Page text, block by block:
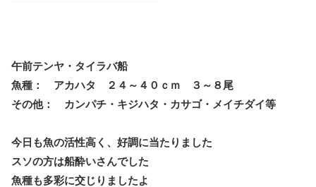
午前テンヤ・タイラバ船
魚種： アカハタ ２４～４０ｃｍ ３～８尾
その他： カンパチ・キジハタ・カサゴ・メイチダイ等
今日も魚の活性高く、好調に当たりました
スソの方は船酔いさんでした
魚種も多彩に交じりましたよ